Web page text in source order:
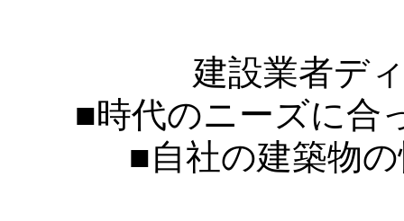
建設業者デ
■時代のニーズに合
■自社の建築物